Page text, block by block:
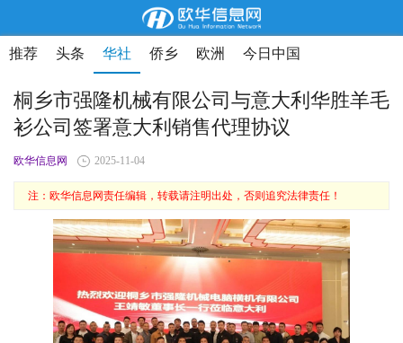
推荐 头条 华社 侨乡 欧洲 今日中国
桐乡市强隆机械有限公司与意大利华胜羊毛
衫公司签署意大利销售代理协议
欧华信息网 2025-11-04
注：欧华信息网责任编辑，转载请注明出处，否则追究法律责任！